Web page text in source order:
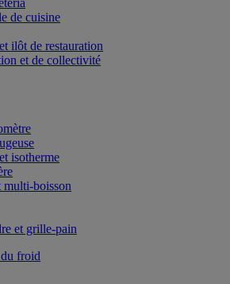
de cuisine
ilôt de restauration
isotherme
boisson
froid